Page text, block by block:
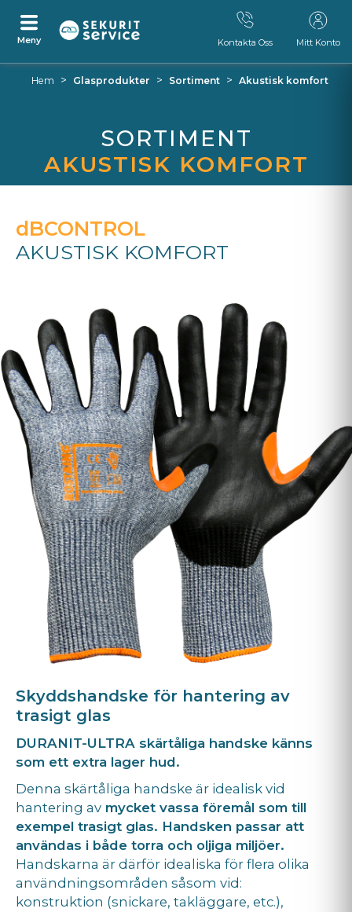
Ta
Tillbaka
Meny Mitt Konto
Kontakta Oss
Hem > Glasprodukter > Sortiment > Akustisk komfort
SORTIMENT
AKUSTISK KOMFORT
dBCONTROL
AKUSTISK KOMFORT
Skyddshandske för hantering av
trasigt glas
DURANIT-ULTRA skärtåliga handske känns
som ett extra lager hud.
Denna skärtåliga handske är idealisk vid
hantering av mycket vassa föremål som till
exempel trasigt glas. Handsken passar att
användas i både torra och oljiga miljöer.
Handskarna är därför idealiska för flera olika
användningsområden såsom vid:
konstruktion (snickare, takläggare, etc.),